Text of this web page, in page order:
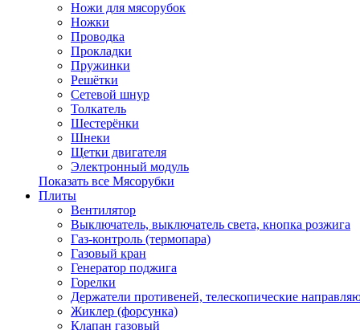
Ножи для мясорубок
Ножки
Проводка
Прокладки
Пружинки
Решётки
Сетевой шнур
Толкатель
Шестерёнки
Шнеки
Щетки двигателя
Электронный модуль
Показать все Мясорубки
Плиты
Вентилятор
Выключатель, выключатель света, кнопка розжига
Газ-контроль (термопара)
Газовый кран
Генератор поджига
Горелки
Держатели противеней, телескопические
Жиклер (форсунка)
Клапан газовый